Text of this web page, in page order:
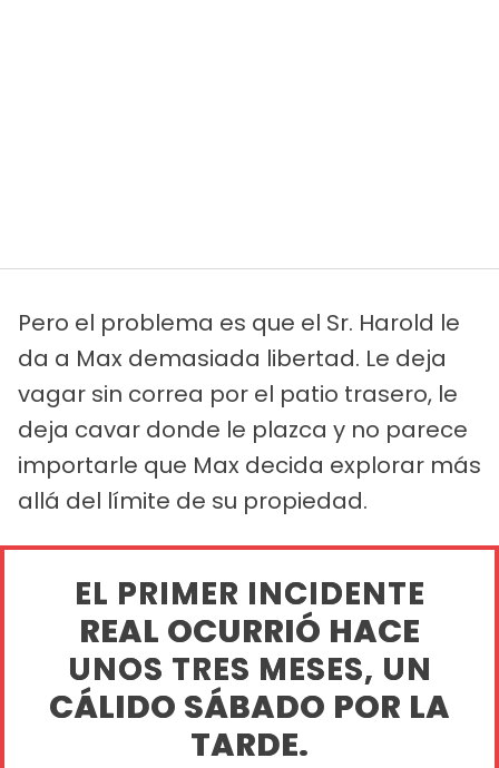
Pero el problema es que el Sr. Harold le
da a Max demasiada libertad. Le deja
vagar sin correa por el patio trasero, le
deja cavar donde le plazca y no parece
importarle que Max decida explorar más
allá del límite de su propiedad.
EL PRIMER INCIDENTE
REAL OCURRIÓ HACE
UNOS TRES MESES, UN
CÁLIDO SÁBADO POR LA
TARDE.